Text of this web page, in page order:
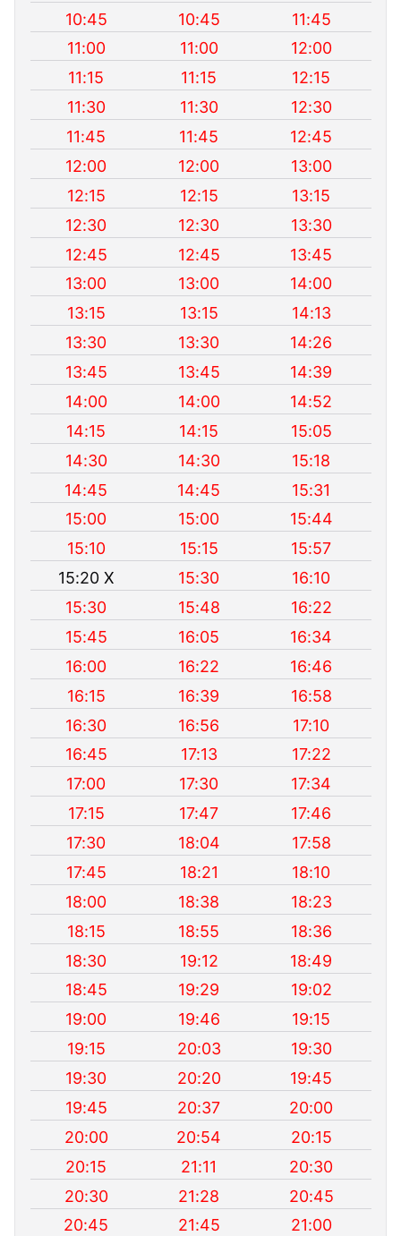
10:45 10:45
11:45
11:00
11:00
12:00
11:15
11:15
12:15
11:30
11:30
12:30
11:45
11:45
12:45
12:00
12:00
13:00
12:15
12:15
13:15
12:30
12:30
13:30
12:45
12:45
13:45
13:00
13:00
14:00
13:15
13:15
14:13
13:30
13:30
14:26
13:45
13:45
14:39
14:00
14:00
14:52
14:15
14:15
15:05
14:30
14:30
15:18
14:45
14:45
15:31
15:00
15:00
15:44
15:10
15:15
15:57
15:20 X
15:30
16:10
15:30
15:48
16:22
15:45
16:05
16:34
16:00
16:22
16:46
16:15
16:39
16:58
16:30
16:56
17:10
16:45
17:13
17:22
17:00
17:30
17:34
17:15
17:47
17:46
17:30
18:04
17:58
17:45
18:21
18:10
18:00
18:38
18:23
18:15
18:55
18:36
18:30
19:12
18:49
18:45
19:29
19:02
19:00
19:46
19:15
19:15
20:03
19:30
19:30
20:20
19:45
19:45
20:37
20:00
20:00
20:54
20:15
20:15
21:11
20:30
20:30
21:28
20:45
20:45
21:45
21:00